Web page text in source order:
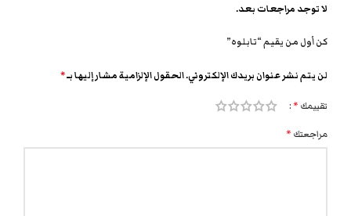
لا توجد مراجعات بعد.
كن أول من يقيم “تابلوه”
لن يتم نشر عنوان بريدك الإلكتروني.الحقول الإلزامية مشار إليها بـ*
تقييمك *
مراجعتك *